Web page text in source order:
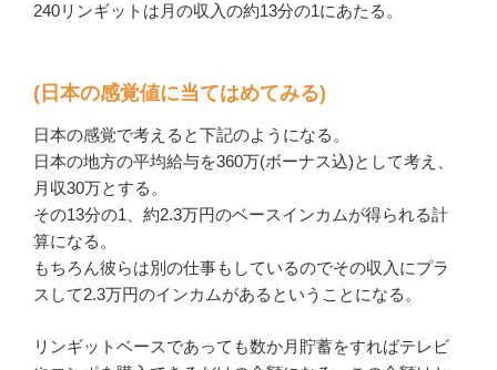
240リンギットは月の収入の約13分の1にあたる。
(日本の感覚値に当てはめてみる)
日本の感覚で考えると下記のようになる。
日本の地方の平均給与を360万(ボーナス込)として考え、
月収30万とする。
その13分の1、約2.3万円のベースインカムが得られる計
算になる。
もちろん彼らは別の仕事もしているのでその収入にプラ
スして2.3万円のインカムがあるということになる。
リンギットベースであっても数か月貯蓄をすればテレビ